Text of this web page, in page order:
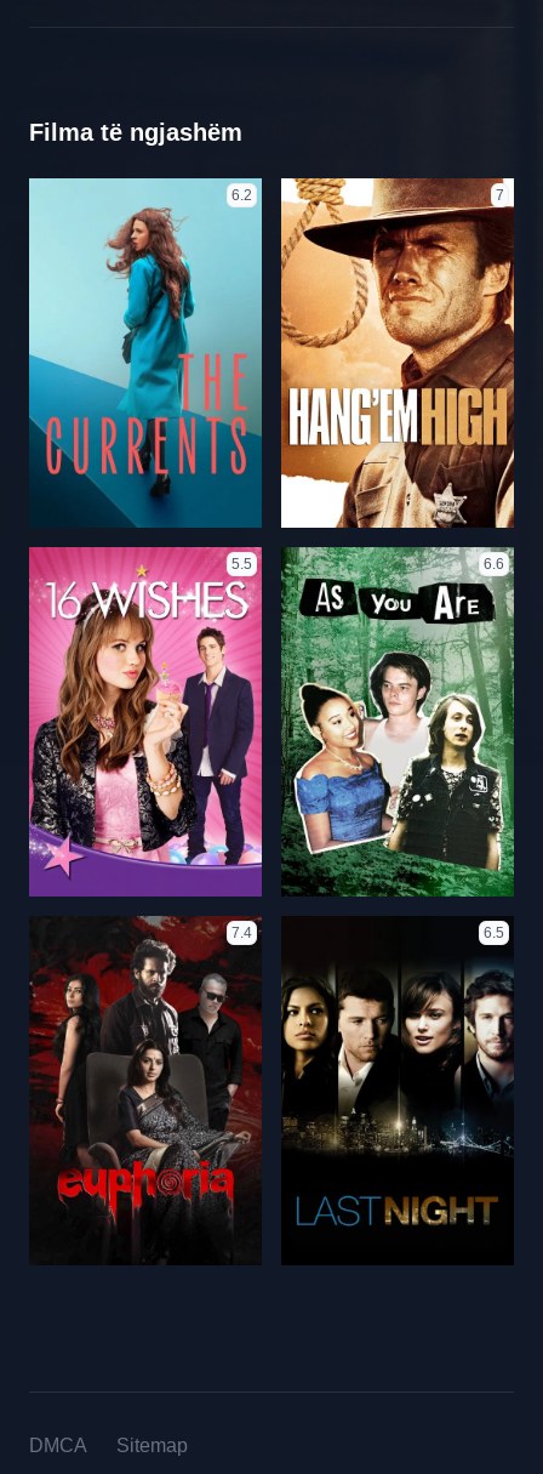
Filma të ngjashëm
6.2 7
5.5 6.6
7.4 6.5
DMCA Sitemap